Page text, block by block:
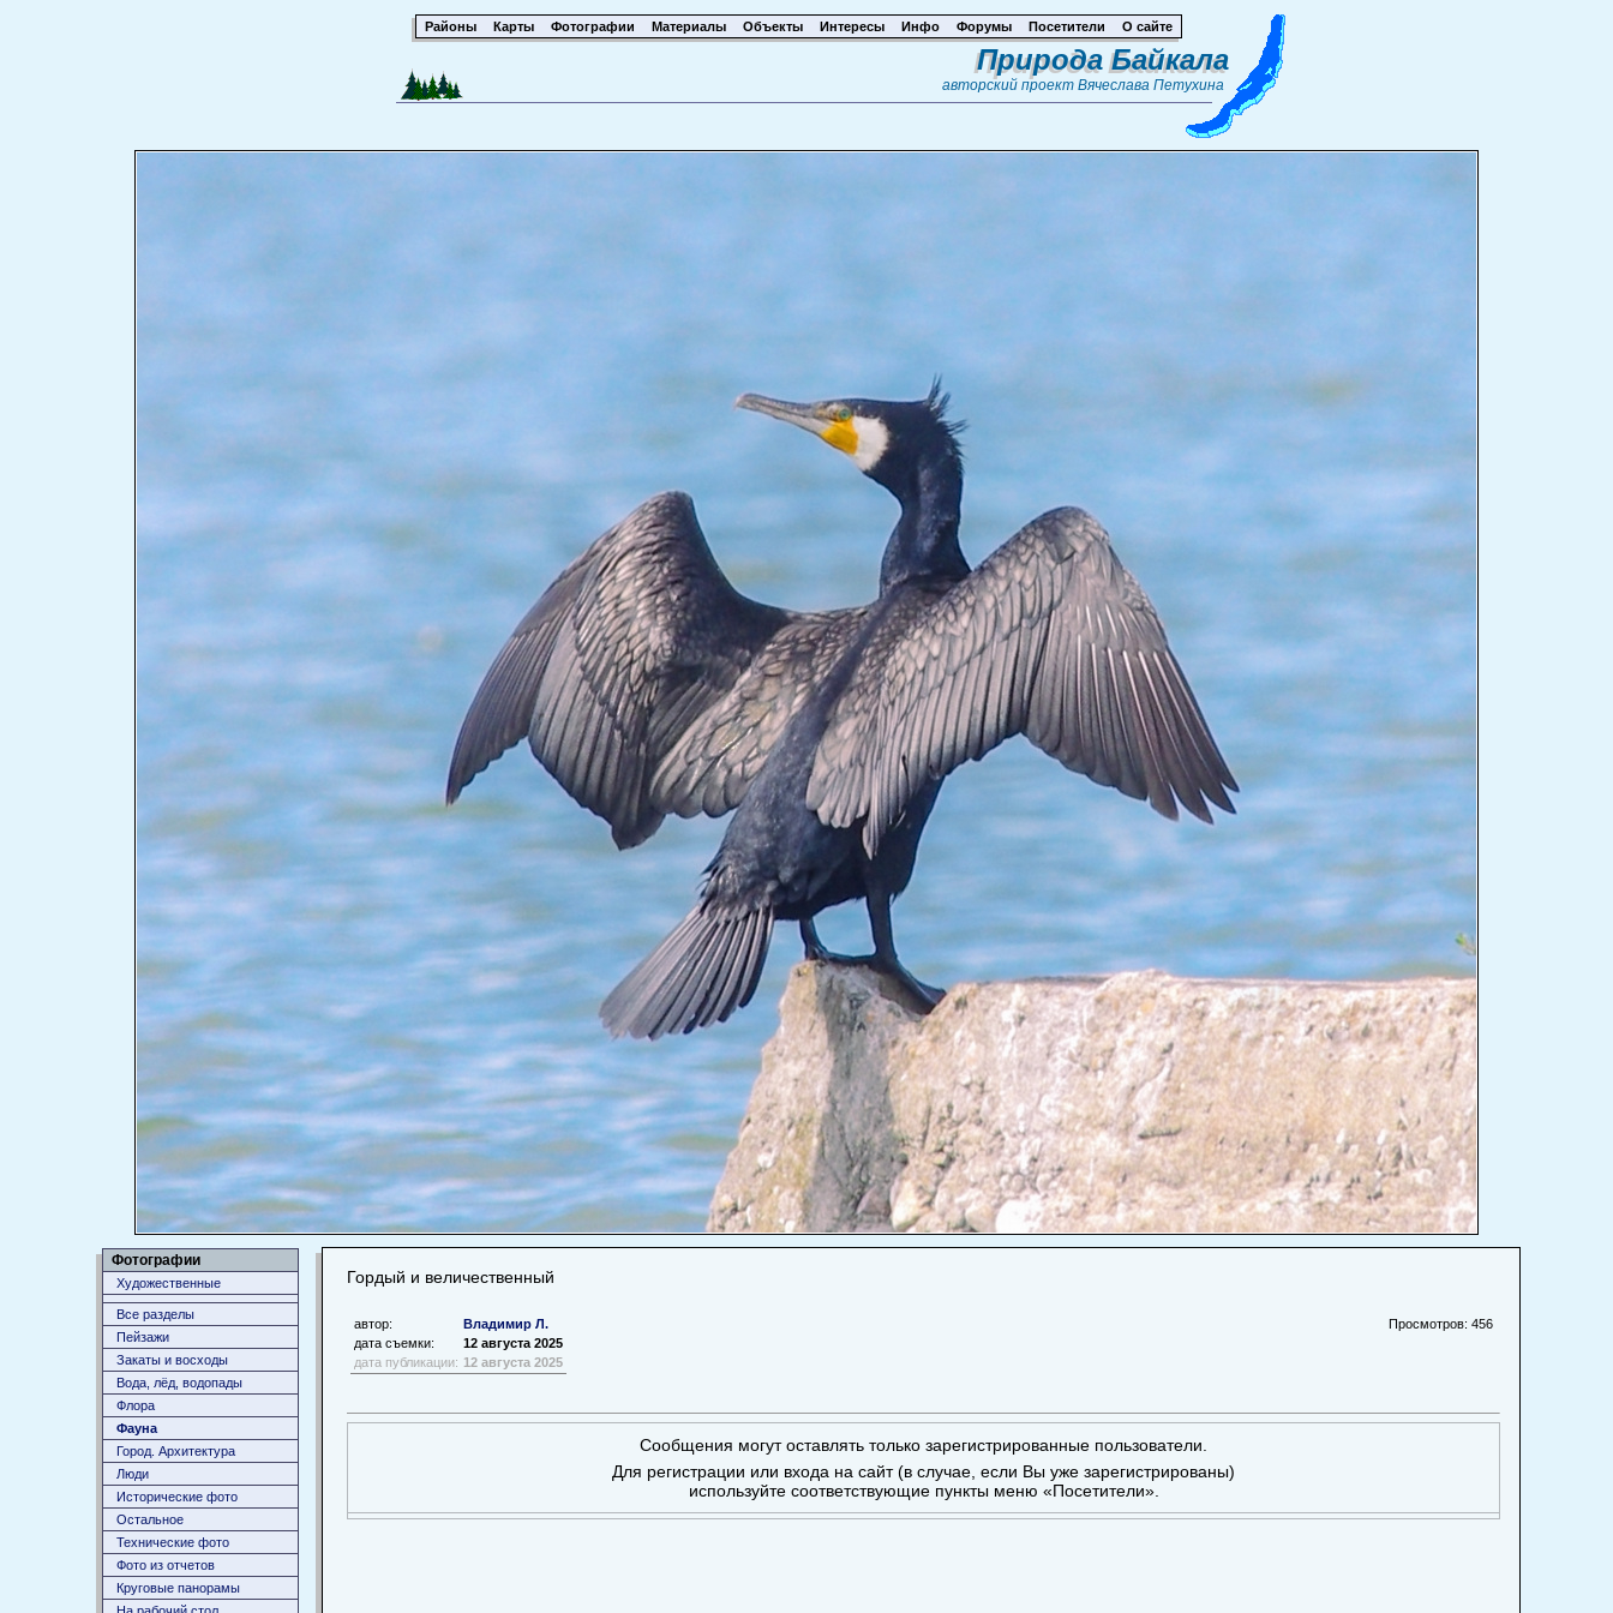
Районы Карты Фотографии Материалы Объекты Интересы Инфо Форумы Посетители О сайте
Природа Байкала
авторский проект Вячеслава Петухина
Фотографии
Художественные
Все разделы
Пейзажи
Закаты и восходы
Вода, лёд, водопады
Флора
Фауна
Город. Архитектура
Люди
Исторические фото
Остальное
Технические фото
Фото из отчетов
Круговые панорамы
Гордый и величественный
автор:
Владимир Л.
дата съемки:
12 августа 2025
дата публикации: 12 августа 2025
Просмотров: 456
Сообщения могут оставлять только зарегистрированные пользователи.
Для регистрации или входа на сайт (в случае, если Вы уже зарегистрированы)
используйте соответствующие пункты меню «Посетители».